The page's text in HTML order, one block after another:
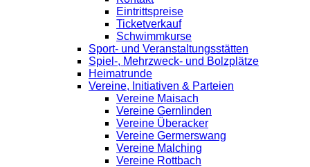
Eintrittspreise
Ticketverkauf
Schwimmkurse
Sport- und Veranstaltungsstätten
Spiel-, Mehrzweck- und Bolzplätze
Heimatrunde
Vereine, Initiativen & Parteien
Vereine Maisach
Vereine Gernlinden
Vereine Überacker
Vereine Germerswang
Vereine Malching
Vereine Rottbach